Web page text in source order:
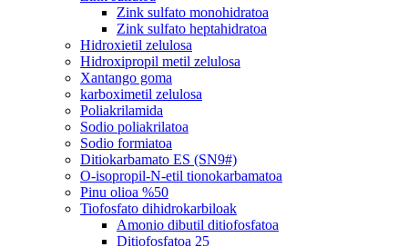
Zink sulfato monohidratoa
Zink sulfato heptahidratoa
Hidroxietil zelulosa
Hidroxipropil metil zelulosa
Xantango goma
karboximetil zelulosa
Poliakrilamida
Sodio poliakrilatoa
Sodio formiatoa
Ditiokarbamato ES (SN9#)
O-isopropil-N-etil tionokarbamatoa
Pinu olioa %50
Tiofosfato dihidrokarbiloak
Amonio dibutil ditiofosfatoa
Ditiofosfatoa 25